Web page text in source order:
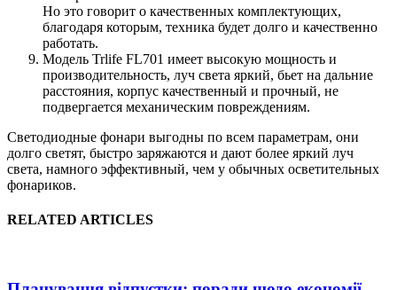
Но это говорит о качественных комплектующих,
благодаря которым, техника будет долго и качественно
работать.
Модель Trlife FL701 имеет высокую мощность и
производительность, луч света яркий, бьет на дальние
расстояния, корпус качественный и прочный, не
подвергается механическим повреждениям.
Светодиодные фонари выгодны по всем параметрам, они
долго светят, быстро заряжаются и дают более яркий луч
света, намного эффективный, чем у обычных осветительных
фонариков.
RELATED ARTICLES